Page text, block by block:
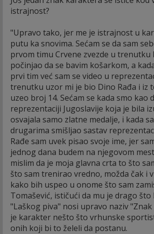
istrajnost?
"Upravo tako, jer me je istrajnost u
putu ka snovima. Sećam se da sam
prvom timu Crvene zvezde u trenutku
počinjao da se bavim košarkom, a
prvi tim već sam se video u
trenutku uzor mi je bio Dino Rađa i iz
uzeo broj 14. Sećam se kada smo kao
reprezentaciji Jugoslavije koja je bila
osvajala samo zlatne medalje, i kada
drugarima smišljao sastav
Rađe sam uvek pisao svoje ime, jer
jednog dana budem na njegovom
mislim da je moja glavna crta to što
što sam trenirao vredno, možda čak i
kako bih uspeo u onome što sam
Tomašević, ističući da mu je drago što
"Laškog piva" nosi upravo naziv
je karakter nešto što vrhunske
onih koji bi to želeli da postanu.